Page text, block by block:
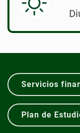
Servicios
Plan de